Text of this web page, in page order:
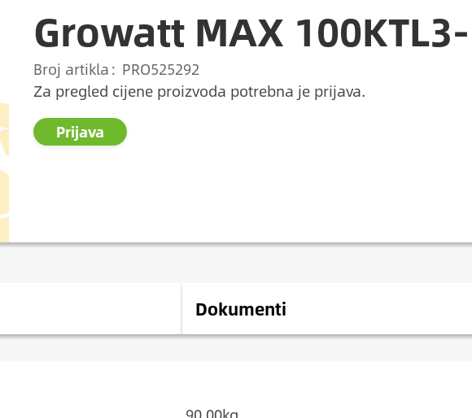
Growatt MAX
Broj artikla
PRO525292
Za pregled cijene proizvoda potrebna je prijava.
Prijava
Dokumenti